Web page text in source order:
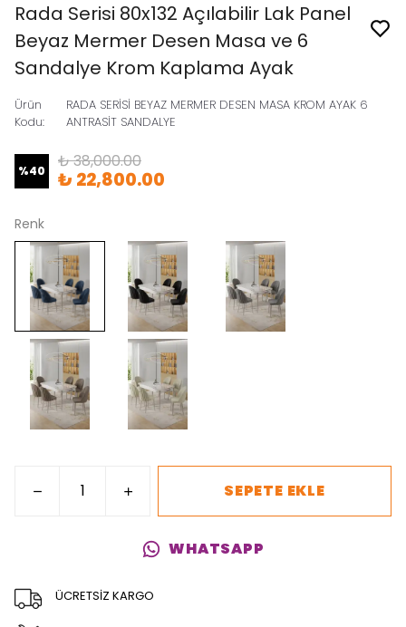
Rada Serisi 80x132 Açılabilir Lak Panel
Beyaz Mermer Desen Masa ve 6
Sandalye Krom Kaplama Ayak
Ürün
Kodu:
RADA SERİSİ BEYAZ MERMER DESEN MASA KROM AYAK 6
ANTRASİT SANDALYE
%40 ₺ 38,000.00
₺ 22,800.00
Renk
SEPETE EKLE
WHATSAPP
ÜCRETSİZ KARGO